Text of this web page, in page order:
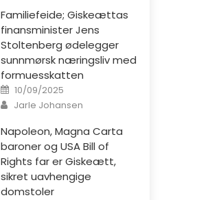
Familiefeide; Giskeættas
finansminister Jens
Stoltenberg ødelegger
sunnmørsk næringsliv med
formuesskatten
Posted on
10/09/2025
Author
Jarle Johansen
Napoleon, Magna Carta
baroner og USA Bill of
Rights far er Giskeætt,
sikret uavhengige
domstoler